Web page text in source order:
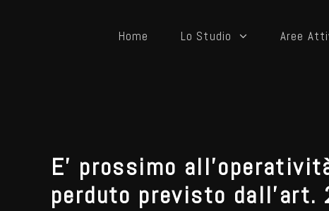
Home Lo Studio Aree
E’ prossimo
perduto previsto dall’art.